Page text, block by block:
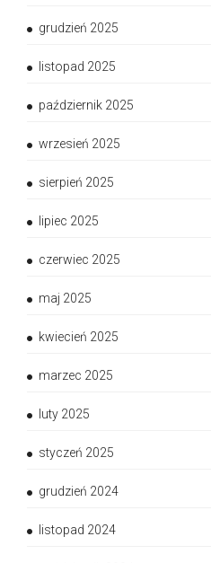
grudzień 2025
listopad 2025
październik 2025
wrzesień 2025
sierpień 2025
lipiec 2025
czerwiec 2025
maj 2025
kwiecień 2025
marzec 2025
luty 2025
styczeń 2025
grudzień 2024
listopad 2024